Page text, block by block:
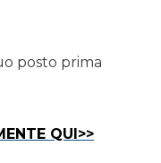
posto prima
QUI>>